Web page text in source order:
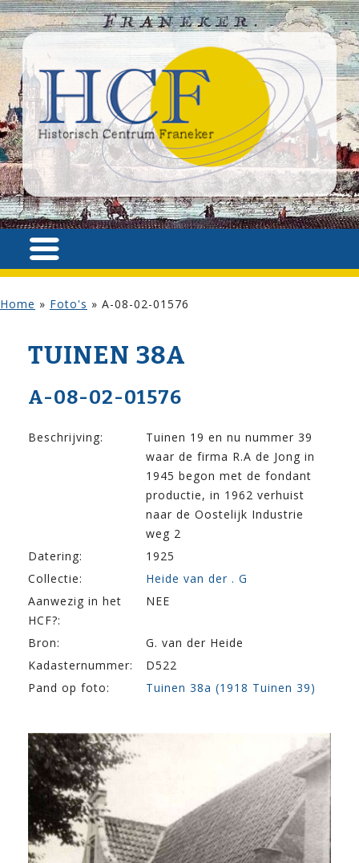
Home » Foto's » A-08-02-01576
TUINEN 38A
A-08-02-01576
Beschrijving:
Tuinen 19 en nu nummer 39
waar de firma R.A de Jong in
1945 begon met de fondant
productie, in 1962 verhuist
naar de Oostelijk Industrie
weg 2
Datering:
1925
Collectie:
Heide van der . G
Aanwezig in het
HCF?:
NEE
Bron:
G. van der Heide
Kadasternummer:
D522
Pand op foto:
Tuinen 38a (1918 Tuinen 39)